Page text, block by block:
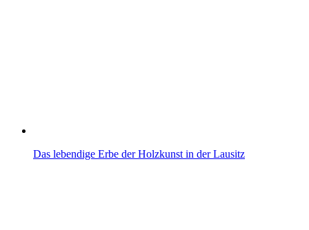
Das lebendige Erbe der Holzkunst in der Lausitz